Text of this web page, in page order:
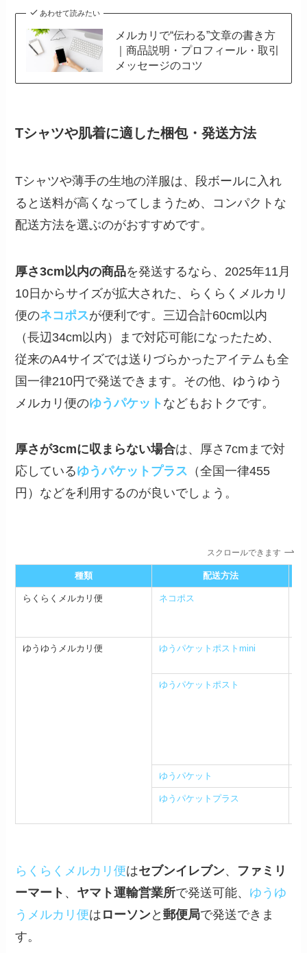
あわせて読みたい
メルカリで“伝わる”文章の書き方
｜商品説明・プロフィール・取引
メッセージのコツ
Tシャツや肌着に適した梱包・発送方法
Tシャツや薄手の生地の洋服は、段ボールに入れ
ると送料が高くなってしまうため、コンパクトな
配送方法を選ぶのがおすすめです。
厚さ3cm以内の商品を発送するなら、2025年11月
10日からサイズが拡大された、らくらくメルカリ
便のネコポスが便利です。三辺合計60cm以内
（長辺34cm以内）まで対応可能になったため、
従来のA4サイズでは送りづらかったアイテムも全
国一律210円で発送できます。その他、ゆうゆう
メルカリ便のゆうパケット などもおトクです。
厚さが3cmに収まらない場合は、厚さ7cmまで対
応しているゆうパケットプラス （全国一律455
円）などを利用するのが良いでしょう。
スクロールできます
種類 配送方法
らくらくメルカリ便 ネコポス
ゆうゆうメルカリ便 ゆうパケットポストmini
ゆうパケットポスト
ゆうパケット
ゆうパケットプラス
らくらくメルカリ便はセブンイレブン、 ファミリ
ーマート 、 ヤマト運輸営業所で発送可能、 ゆうゆ
うメルカリ便は ローソンと郵便局で発送できま
す。